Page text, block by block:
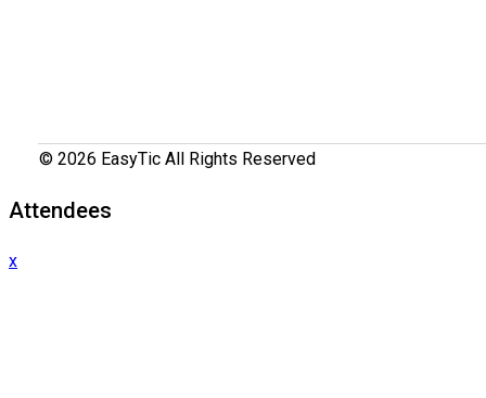
© 2026 EasyTic All Rights Reserved
Attendees
x